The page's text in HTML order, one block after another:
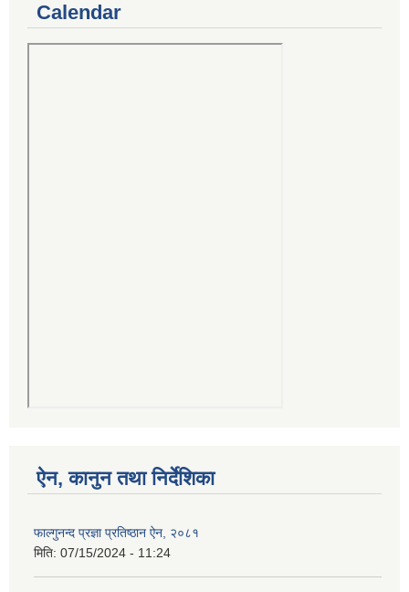
Calendar
ऐन, कानुन तथा निर्देशिका
फाल्गुनन्द प्रज्ञा प्रतिष्ठान ऐन, २०८१
मिति: 07/15/2024 - 11:24